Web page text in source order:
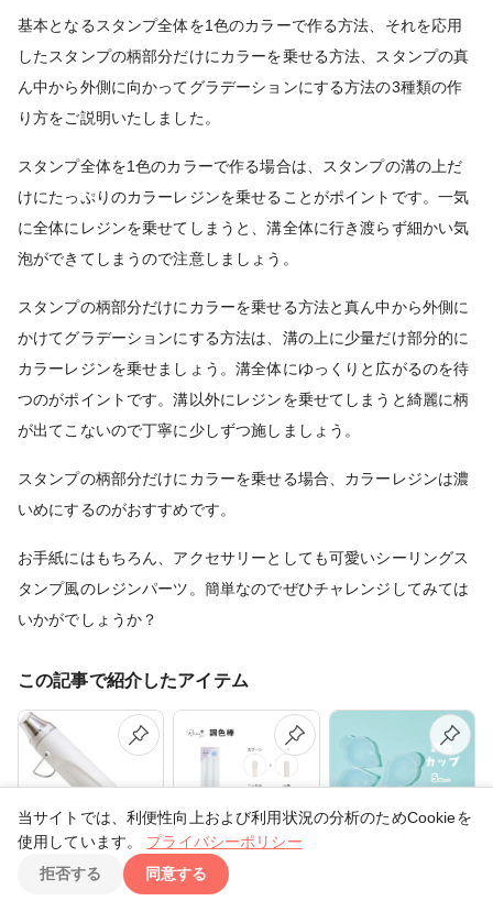
基本となるスタンプ全体を1色のカラーで作る方法、それを応用
したスタンプの柄部分だけにカラーを乗せる方法、スタンプの真
ん中から外側に向かってグラデーションにする方法の3種類の作
り方をご説明いたしました。
スタンプ全体を1色のカラーで作る場合は、スタンプの溝の上だ
けにたっぷりのカラーレジンを乗せることがポイントです。一気
に全体にレジンを乗せてしまうと、溝全体に行き渡らず細かい気
泡ができてしまうので注意しましょう。
スタンプの柄部分だけにカラーを乗せる方法と真ん中から外側に
かけてグラデーションにする方法は、溝の上に少量だけ部分的に
カラーレジンを乗せましょう。溝全体にゆっくりと広がるのを待
つのがポイントです。溝以外にレジンを乗せてしまうと綺麗に柄
が出てこないので丁寧に少しずつ施しましょう。
スタンプの柄部分だけにカラーを乗せる場合、カラーレジンは濃
いめにするのがおすすめです。
お手紙にはもちろん、アクセサリーとしても可愛いシーリングス
タンプ風のレジンパーツ。簡単なのでぜひチャレンジしてみては
いかがでしょうか？
この記事で紹介したアイテム
エンボスヒーター 清
調色スティック 着色
棒 レジン＋
当サイトでは、利便性向上および利用状況の分析のためCookieを
使用しています。
プライバシーポリシー
拒否する
同意する